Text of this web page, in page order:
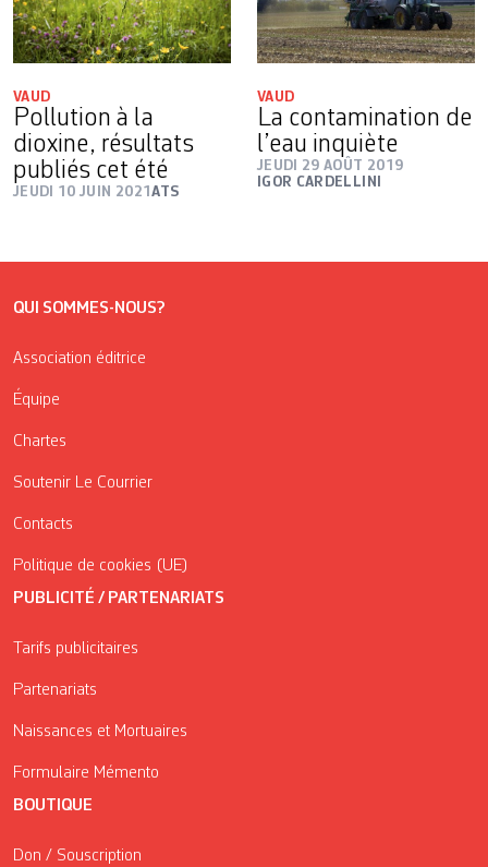
VAUD
Pollution à la
dioxine, résultats
publiés cet été
JEUDI 10 JUIN 2021ATS
VAUD
La contamination de
l’eau inquiète
JEUDI 29 AOÛT 2019
IGOR CARDELLINI
QUI SOMMES-NOUS?
Association éditrice
Équipe
Chartes
Soutenir Le Courrier
Contacts
Politique de cookies (UE)
PUBLICITÉ / PARTENARIATS
Tarifs publicitaires
Partenariats
Naissances et Mortuaires
Formulaire Mémento
BOUTIQUE
Don / Souscription